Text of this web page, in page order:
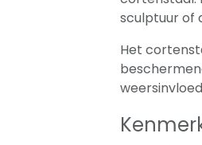
sculptuur of
Het